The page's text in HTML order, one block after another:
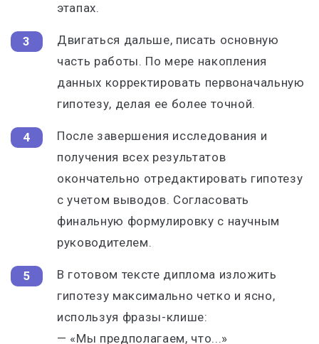
этапах.
Двигаться дальше, писать основную
часть работы. По мере накопления
данных корректировать первоначальную
гипотезу, делая ее более точной.
После завершения исследования и
получения всех результатов
окончательно отредактировать гипотезу
с учетом выводов. Согласовать
финальную формулировку с научным
руководителем.
В готовом тексте диплома изложить
гипотезу максимально четко и ясно,
используя фразы-клише:
— «Мы предполагаем, что...»